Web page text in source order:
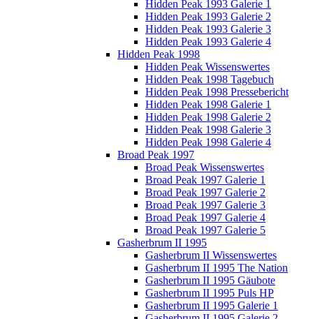
Hidden Peak 1993 Galerie 1
Hidden Peak 1993 Galerie 2
Hidden Peak 1993 Galerie 3
Hidden Peak 1993 Galerie 4
Hidden Peak 1998
Hidden Peak Wissenswertes
Hidden Peak 1998 Tagebuch
Hidden Peak 1998 Pressebericht
Hidden Peak 1998 Galerie 1
Hidden Peak 1998 Galerie 2
Hidden Peak 1998 Galerie 3
Hidden Peak 1998 Galerie 4
Broad Peak 1997
Broad Peak Wissenswertes
Broad Peak 1997 Galerie 1
Broad Peak 1997 Galerie 2
Broad Peak 1997 Galerie 3
Broad Peak 1997 Galerie 4
Broad Peak 1997 Galerie 5
Gasherbrum II 1995
Gasherbrum II Wissenswertes
Gasherbrum II 1995 The Nation
Gasherbrum II 1995 Gäubote
Gasherbrum II 1995 Puls HP
Gasherbrum II 1995 Galerie 1